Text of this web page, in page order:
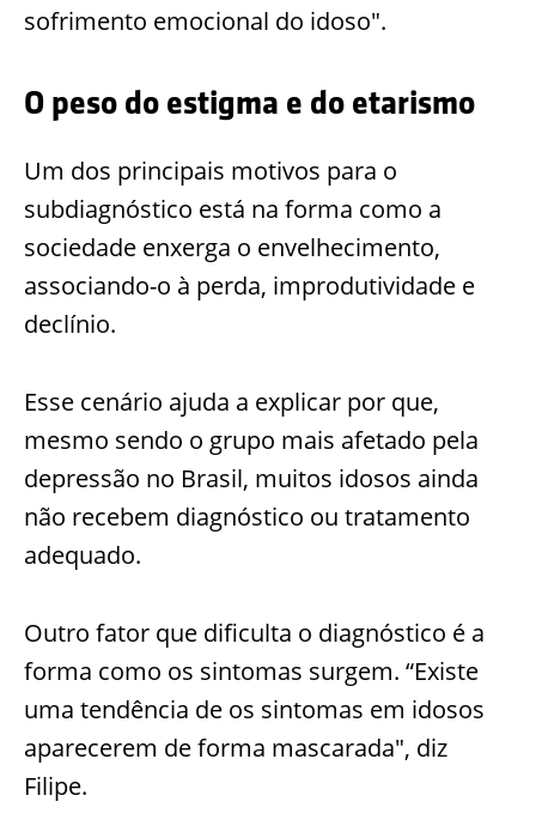
sofrimento emocional do idoso".
O peso do estigma e do etarismo
Um dos principais motivos para o
subdiagnóstico está na forma como a
sociedade enxerga o envelhecimento,
associando-o à perda, improdutividade e
declínio.
Esse cenário ajuda a explicar por que,
mesmo sendo o grupo mais afetado pela
depressão no Brasil, muitos idosos ainda
não recebem diagnóstico ou tratamento
adequado.
Outro fator que dificulta o diagnóstico é a
forma como os sintomas surgem. “Existe
uma tendência de os sintomas em idosos
aparecerem de forma mascarada", diz
Filipe.